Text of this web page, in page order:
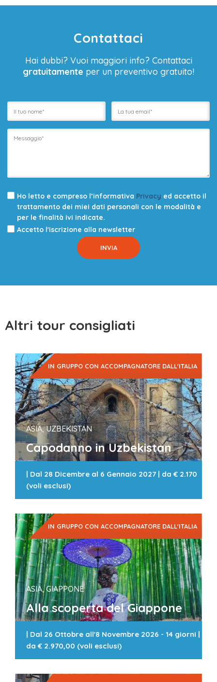
Contattaci
Hai dubbi? Vuoi maggiori info? Contattaci
gratuitamente per un preventivo gratuito!
Ho letto e compreso l’informativa Privacy ed accetto il
trattamento dei miei dati personali con le modalità e
per le finalità ivi indicate.
Accetto l'iscrizione alla newsletter
Altri tour consigliati
IN GRUPPO CON ACCOMPAGNATORE DALL'ITALIA
ASIA, UZBEKISTAN
Capodanno in Uzbekistan
| Dal 28 Dicembre al 6 Gennaio 2027 | da€ 2.170
(voli esclusi)
IN GRUPPO CON ACCOMPAGNATORE DALL'ITALIA
ASIA, GIAPPONE
Alla scoperta del Giappone
| Dal 26 Ottobre all'8 Novembre 2026 - 14 giorni |
da€ 2.970,00 (voli esclusi)